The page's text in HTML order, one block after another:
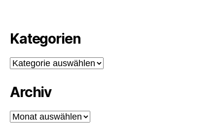
Kategorien
Kategorien
Archiv
Archiv